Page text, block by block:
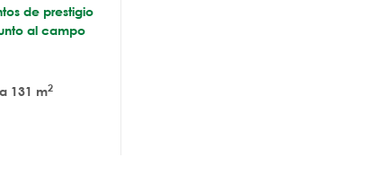
de prestigio
al campo
131 m2